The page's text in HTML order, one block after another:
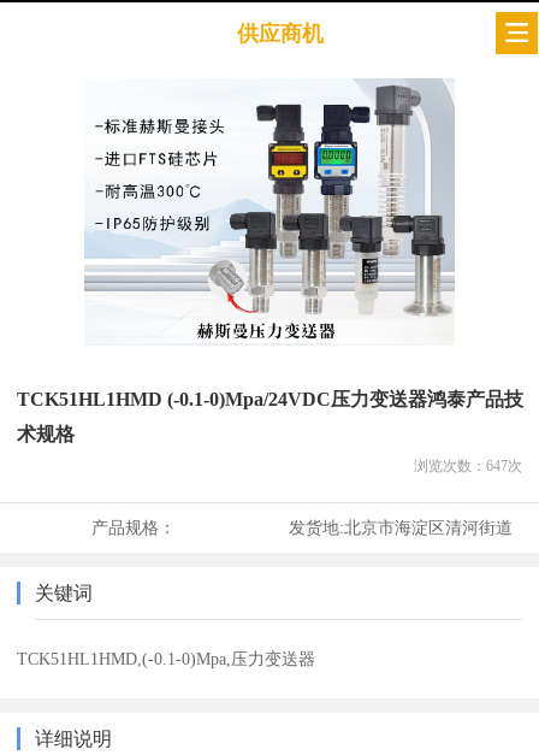
供应商机
TCK51HL1HMD (-0.1-0)Mpa/24VDC压力变送器鸿泰产品技
术规格
浏览次数： 647次
产品规格： 发货地:北京市海淀区清河街道
关键词
TCK51HL1HMD,(-0.1-0)Mpa,压力变送器
详细说明